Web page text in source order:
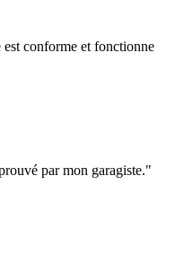
conforme et fonctionne
par mon garagiste."